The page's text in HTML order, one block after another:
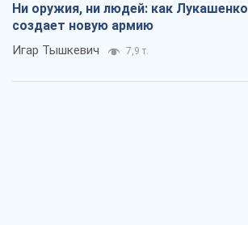
Ни оружия, ни людей: как Лукашенко
создает новую армию
Игар Тышкевич 7,9 т.